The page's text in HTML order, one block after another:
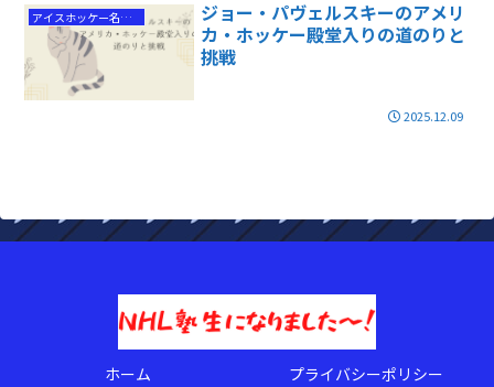
アイスホッケー名選手
ジョー・パヴェルスキーのアメリ
カ・ホッケー殿堂入りの道のりと
挑戦
2025.12.09
ホーム
プライバシーポリシー